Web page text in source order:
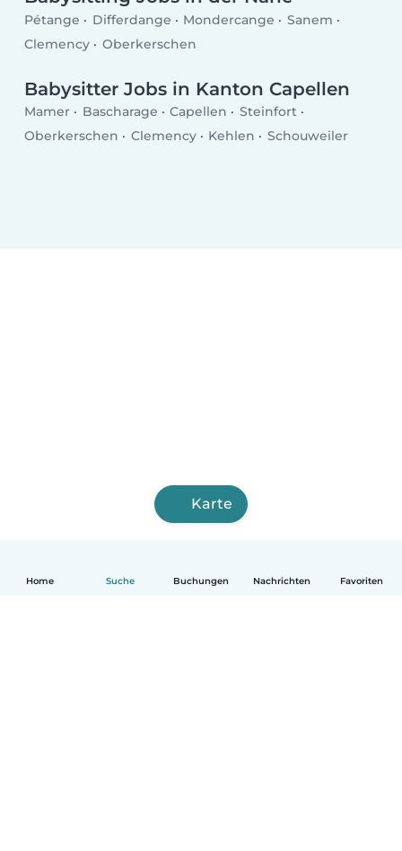
Home Suche Buchungen Nachrichten Favoriten
Pétange Differdange Mondercange
Sanem
Clemency
Oberkerschen
Babysitter Jobs in Kanton Capellen
Mamer Bascharage Capellen
Steinfort
Oberkerschen
Clemency Kehlen Schouweiler
Karte